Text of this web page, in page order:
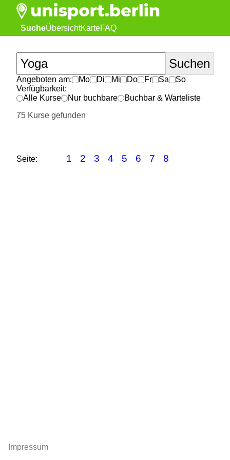
SucheÜbersichtKarteFAQ
Angeboten am: Mo Di Mi Do Fr Sa
So
Verfügbarkeit:
Alle Kurse
Nur buchbare
Buchbar & Warteliste
75 Kurse gefunden
Seite: 1 2 3 4 5 6 7 8
Impressum